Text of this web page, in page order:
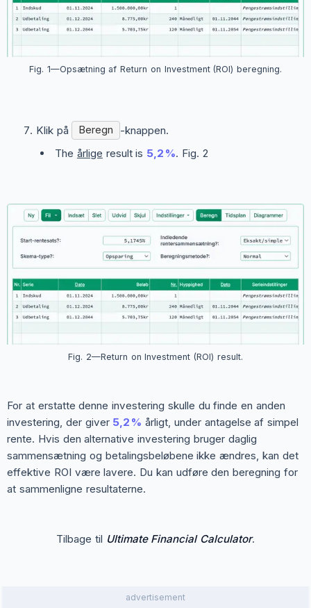
Fig. 1—Opsætning af Return on Investment (ROI) beregning.
Klik på Beregn
-knappen.
The årlige result is 5,2 %. Fig. 2
Fig. 2—Return on Investment (ROI) result.
For at erstatte denne investering skulle du finde en anden
investering, der giver 5,2 % årligt, under antagelse af simpel
rente. Hvis den alternative investering bruger daglig
sammensætning og betalingsbeløbene ikke ændres, kan det
effektive ROI være lavere. Du kan udføre den beregning for
at sammenligne resultaterne.
Tilbage til Ultimate Financial Calculator.
advertisement